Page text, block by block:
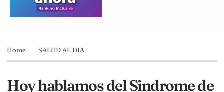
Home SALUD AL DIA
Hoy hablamos del Sindrome de